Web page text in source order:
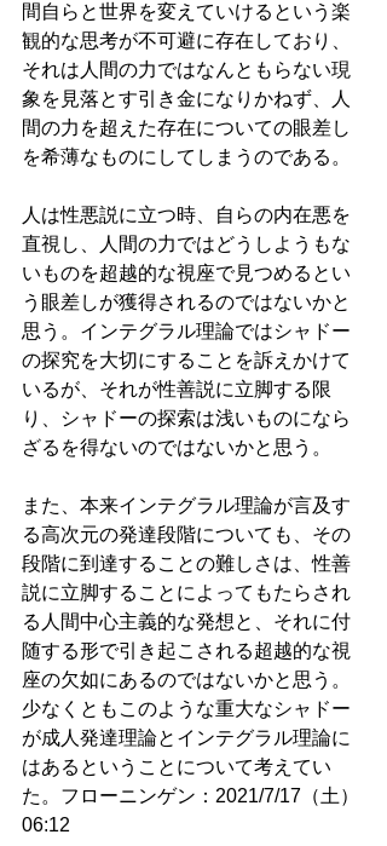
間自らと世界を変えていけるという楽
観的な思考が不可避に存在しており、
それは人間の力ではなんともらない現
象を見落とす引き金になりかねず、人
間の力を超えた存在についての眼差し
を希薄なものにしてしまうのである。
人は性悪説に立つ時、自らの内在悪を
直視し、人間の力ではどうしようもな
いものを超越的な視座で見つめるとい
う眼差しが獲得されるのではないかと
思う。インテグラル理論ではシャドー
の探究を大切にすることを訴えかけて
いるが、それが性善説に立脚する限
り、シャドーの探索は浅いものになら
ざるを得ないのではないかと思う。
また、本来インテグラル理論が言及す
る高次元の発達段階についても、その
段階に到達することの難しさは、性善
説に立脚することによってもたらされ
る人間中心主義的な発想と、それに付
随する形で引き起こされる超越的な視
座の欠如にあるのではないかと思う。
少なくともこのような重大なシャドー
が成人発達理論とインテグラル理論に
はあるということについて考えてい
た。フローニンゲン：2021/7/17（土）
06:12